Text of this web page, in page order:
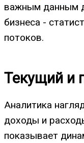
важным данным
бизнеса -
потоков.
Текущий и
Аналитика
доходы и
показывает